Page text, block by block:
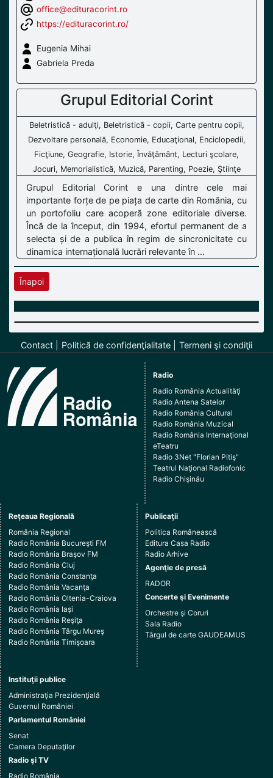
office@edituracorint.ro
https://edituracorint.ro/
Eugenia Mihai
Gabriela Preda
Grupul Editorial Corint
Beletristică - adulţi, Beletristică - copii, Carte pentru copii,
Dezvoltare personală, Economie, Educaţional, Enciclopedii,
Ficţiune, Geografie, Istorie, Învăţământ, Lecturi şcolare,
Jocuri, Memorialistică, Muzică, Parenting, Poezie, Ştiinţe
Grupul Editorial Corint e una dintre cele mai
importante forțe de pe piața de carte din România, cu
un portofoliu care acoperă zone editoriale diverse.
Încă de la început, din 1994, efortul permanent de a
selecta și de a publica în regim de sincronicitate cu
dinamica internațională lucrări relevante în ...
Înapoi
Contact Politică de confidenţialitate Termeni şi condiţii
Radio
Radio România Actualităţi
Radio Antena Satelor
Radio România Cultural
Radio România Muzical
Radio România Internaţional
eTeatru
Radio 3Net "Florian Pitiş"
Teatrul Naţional Radiofonic
Radio Chişinău
Reţeaua Regională
România Regional
Radio România Bucureşti FM
Radio România Braşov FM
Radio România Cluj
Radio România Constanţa
Radio România Vacanţa
Radio România Oltenia-Craiova
Radio România Iaşi
Radio România Reşiţa
Radio România Târgu Mureş
Radio România Timişoara
Publicaţii
Politica Românească
Editura Casa Radio
Radio Arhive
Agenţie de presă
RADOR
Concerte şi Evenimente
Orchestre şi Coruri
Sala Radio
Târgul de carte GAUDEAMUS
Instituţii publice
Administraţia Prezidenţială
Guvernul României
Parlamentul României
Senat
Camera Deputaţilor
Radio şi TV
Radio România